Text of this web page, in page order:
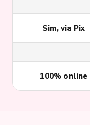
Sim, via Pix
100% online